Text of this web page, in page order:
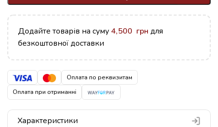
Додайте товарів на суму 4,500 грн для
безкоштовної доставки
Оплата по реквизитам
Оплата при отриманні
Характеристики